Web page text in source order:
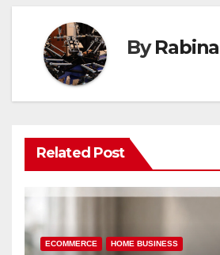
ByRabina
Related Post
ECOMMERCE HOME BUSINESS